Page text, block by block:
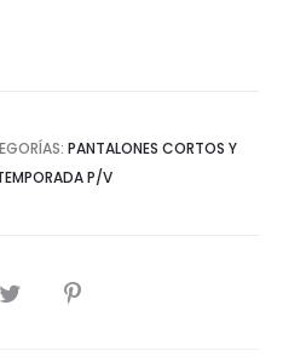
PANTALONES CORTOS Y
P/V